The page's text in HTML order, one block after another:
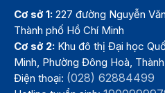
Cơ sở 1: 227 đường Nguyễn
Thành phố Hồ Chí Minh
Cơ sở 2: Khu đô thị Đại học
Minh, Phường Đông Hoà,
Điện thoại: (028) 62884499